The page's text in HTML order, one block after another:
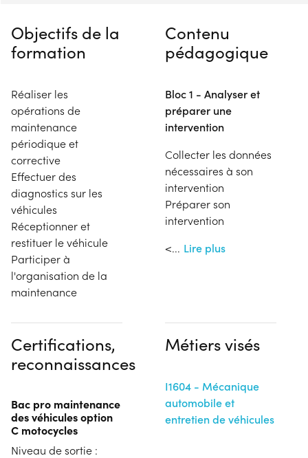
Objectifs de la
formation
Réaliser les
opérations de
maintenance
périodique et
corrective
Effectuer des
diagnostics sur les
véhicules
Réceptionner et
restituer le véhicule
Participer à
l'organisation de la
maintenance
Contenu
pédagogique
Bloc 1 - Analyser et
préparer une
intervention
Collecter les données
nécessaires à son
intervention
Préparer son
intervention
<... Lire plus
Certifications,
reconnaissances
Bac pro maintenance
des véhicules option
C motocycles
Niveau de sortie :
Métiers visés
I1604 - Mécanique
automobile et
entretien de véhicules